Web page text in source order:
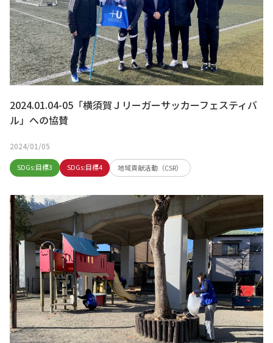
2024.01.04-05「横須賀Ｊリーガーサッカーフェスティバ
ル」への協賛
2024/01/05
SDGs:目標3 SDGs:目標4 地域貢献活動（CSR）